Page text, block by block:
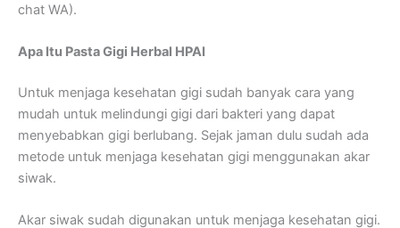
chat WA).
Apa Itu Pasta Gigi Herbal HPAI
Untuk menjaga kesehatan gigi sudah banyak cara yang
mudah untuk melindungi gigi dari bakteri yang dapat
menyebabkan gigi berlubang. Sejak jaman dulu sudah ada
metode untuk menjaga kesehatan gigi menggunakan akar
siwak.
Akar siwak sudah digunakan untuk menjaga kesehatan gigi.